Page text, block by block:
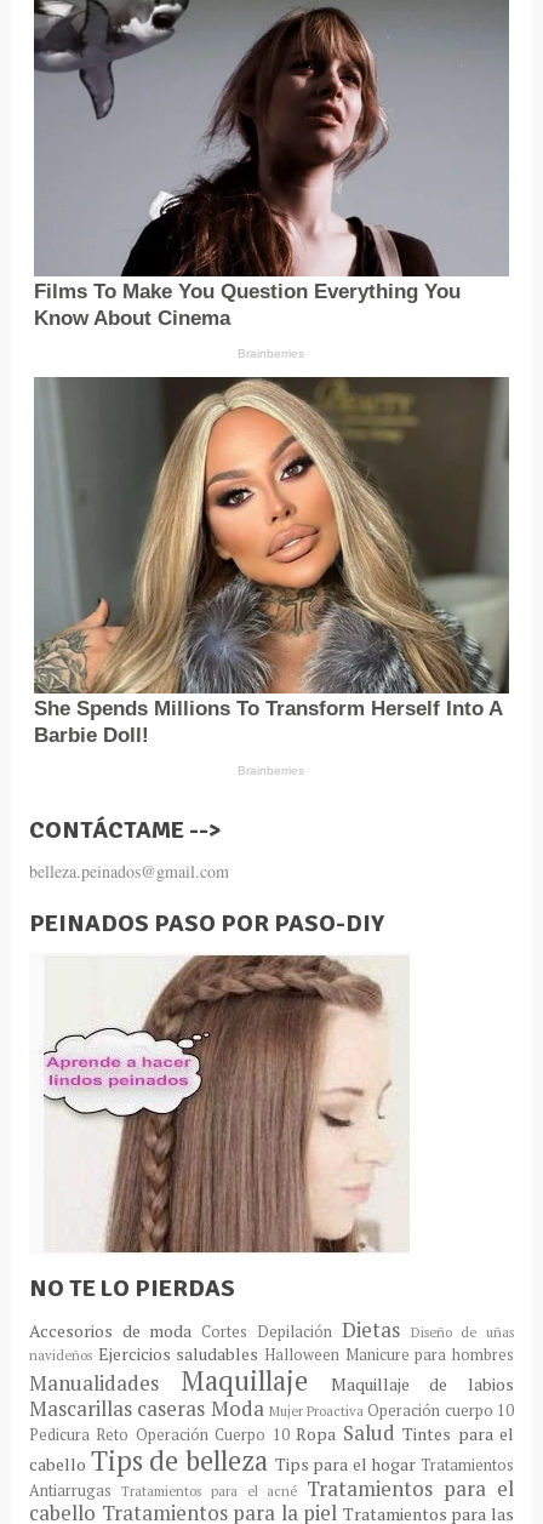
CONTÁCTAME -->
belleza.peinados@gmail.com
PEINADOS PASO POR PASO-DIY
NO TE LO PIERDAS
Accesorios de moda Cortes Depilación Dietas
Diseño de uñas
navideños Ejercicios saludables Halloween Manicure para hombres
Manualidades Maquillaje Maquillaje de labios
Mascarillas caseras Moda Mujer Proactiva Operación cuerpo 10
Pedicura Reto Operación Cuerpo 10 Ropa Salud Tintes para el
cabello Tips de belleza Tips para el hogar Tratamientos
Antiarrugas Tratamientos para el acné Tratamientos para el
cabello Tratamientos para la piel Tratamientos para las